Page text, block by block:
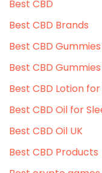
Best CBD
Best CBD Brands
Best CBD
Best CBD
Best CBD Lotion
Best CBD Oil for
Best CBD Oil UK
Best CBD Products